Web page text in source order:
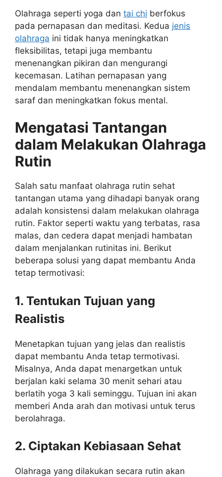
Olahraga seperti yoga dan tai chi berfokus
pada pernapasan dan meditasi. Kedua jenis
olahraga ini tidak hanya meningkatkan
fleksibilitas, tetapi juga membantu
menenangkan pikiran dan mengurangi
kecemasan. Latihan pernapasan yang
mendalam membantu menenangkan sistem
saraf dan meningkatkan fokus mental.
Mengatasi Tantangan
dalam Melakukan Olahraga
Rutin
Salah satu manfaat olahraga rutin sehat
tantangan utama yang dihadapi banyak orang
adalah konsistensi dalam melakukan olahraga
rutin. Faktor seperti waktu yang terbatas, rasa
malas, dan cedera dapat menjadi hambatan
dalam menjalankan rutinitas ini. Berikut
beberapa solusi yang dapat membantu Anda
tetap termotivasi:
1. Tentukan Tujuan yang
Realistis
Menetapkan tujuan yang jelas dan realistis
dapat membantu Anda tetap termotivasi.
Misalnya, Anda dapat menargetkan untuk
berjalan kaki selama 30 menit sehari atau
berlatih yoga 3 kali seminggu. Tujuan ini akan
memberi Anda arah dan motivasi untuk terus
berolahraga.
2. Ciptakan Kebiasaan Sehat
Olahraga yang dilakukan secara rutin akan